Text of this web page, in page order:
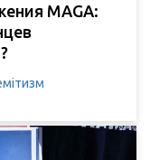
MAGA: